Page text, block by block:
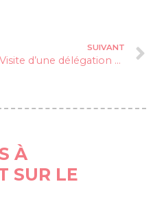
SUIVANT
Visite d’une délégation parlementaire taiwanaise à l’Assemblée nationale
À
SUR LE